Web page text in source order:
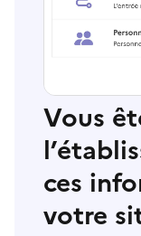
Vous
ces
votre